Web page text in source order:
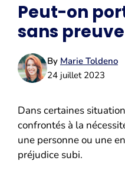
Peut-on
sans
By Marie Toldeno
24 juillet 2023
Dans certaines
confrontés à la
une personne ou une
préjudice subi.